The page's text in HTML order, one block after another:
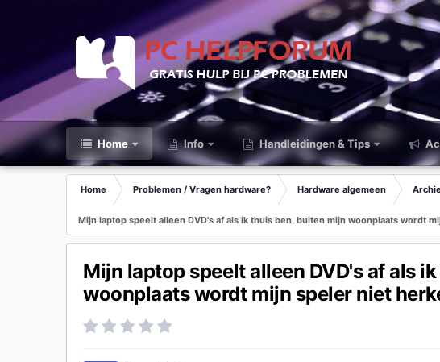
Home Info Handleidingen & Tips
Home Problemen / Vragen hardware? Hardware algemeen
Mijn laptop speelt alleen DVD's af als ik thuis ben, buiten mijn woonplaats wordt
Mijn laptop speelt alleen DVD's af als
woonplaats wordt mijn speler niet